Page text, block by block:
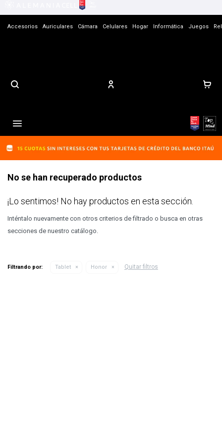
Accesorios Auriculares Cámara Celulares Hogar Informática Juegos

No se han recuperado productos
¡Lo sentimos! No hay productos en esta sección.
Inténtalo nuevamente con otros criterios de filtrado o busca en otras
secciones de nuestro catálogo.
Filtrando por: Tablet Honor Quitar filtros